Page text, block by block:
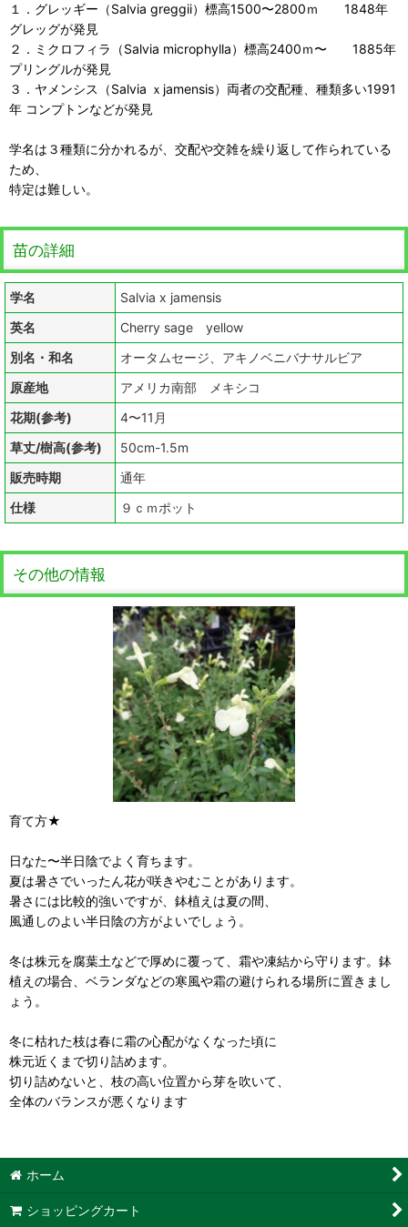
１．グレッギー（Salvia greggii）標高1500〜2800ｍ 1848年
グレッグが発見
２．ミクロフィラ（Salvia microphylla）標高2400ｍ〜 1885年
プリングルが発見
３．ヤメンシス（Salvia ｘjamensis）両者の交配種、種類多い1991
年 コンプトンなどが発見
学名は３種類に分かれるが、交配や交雑を繰り返して作られている
ため、
特定は難しい。
苗の詳細
学名
Salvia x jamensis
英名
Cherry sage yellow
別名・和名
オータムセージ、アキノベニバナサルビア
原産地
アメリカ南部 メキシコ
花期(参考)
4〜11月
草丈/樹高(参考)
50cm-1.5m
販売時期
通年
仕様
９ｃｍポット
その他の情報
育て方★
日なた〜半日陰でよく育ちます。
夏は暑さでいったん花が咲きやむことがあります。
暑さには比較的強いですが、鉢植えは夏の間、
風通しのよい半日陰の方がよいでしょう。
冬は株元を腐葉土などで厚めに覆って、霜や凍結から守ります。鉢
植えの場合、ベランダなどの寒風や霜の避けられる場所に置きまし
ょう。
冬に枯れた枝は春に霜の心配がなくなった頃に
株元近くまで切り詰めます。
切り詰めないと、枝の高い位置から芽を吹いて、
全体のバランスが悪くなります
ホーム
ショッピングカート